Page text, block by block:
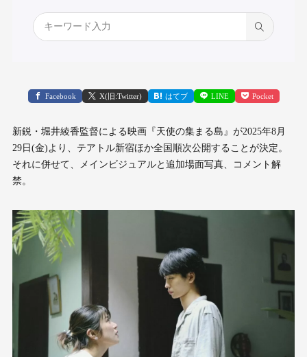
Facebook X(旧:Twitter) はてブ LINE Pocket
新鋭・堀井綾香監督による映画『天使の集まる島』が2025年8月
29日(金)より、テアトル新宿ほか全国順次公開することが決定。
それに併せて、メインビジュアルと追加場面写真、コメント解
禁。